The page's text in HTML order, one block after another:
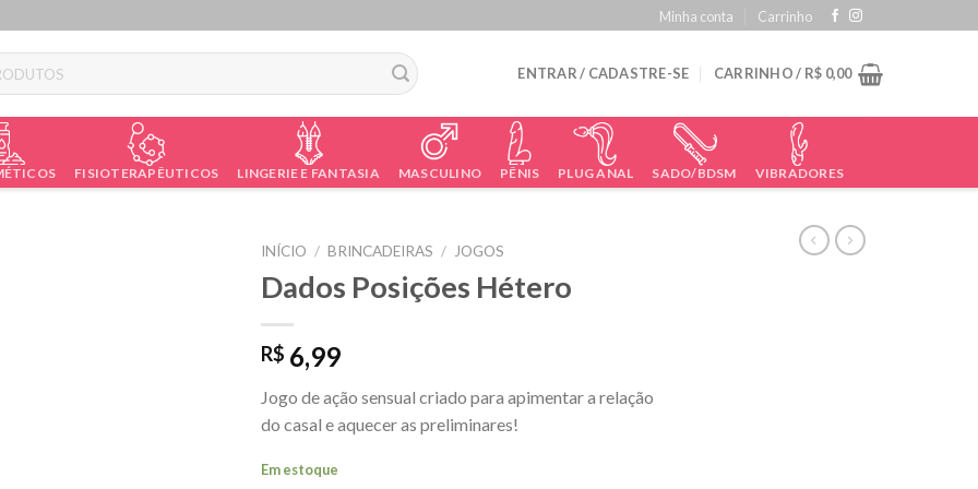
Minha conta Carrinho
ENTRAR / CADASTRE-SE CARRINHO / R$ 0,00
FISIOTERAPÊUTICOS LINGERIE E FANTASIA MASCULINO PÊNIS PLUG ANAL SADO/BDSM VIBRADORES
INÍCIO / BRINCADEIRAS / JOGOS
Dados Posições Hétero
R$ 6,99
Jogo de ação sensual criado para apimentar a relação
do casal e aquecer as preliminares!
Em estoque